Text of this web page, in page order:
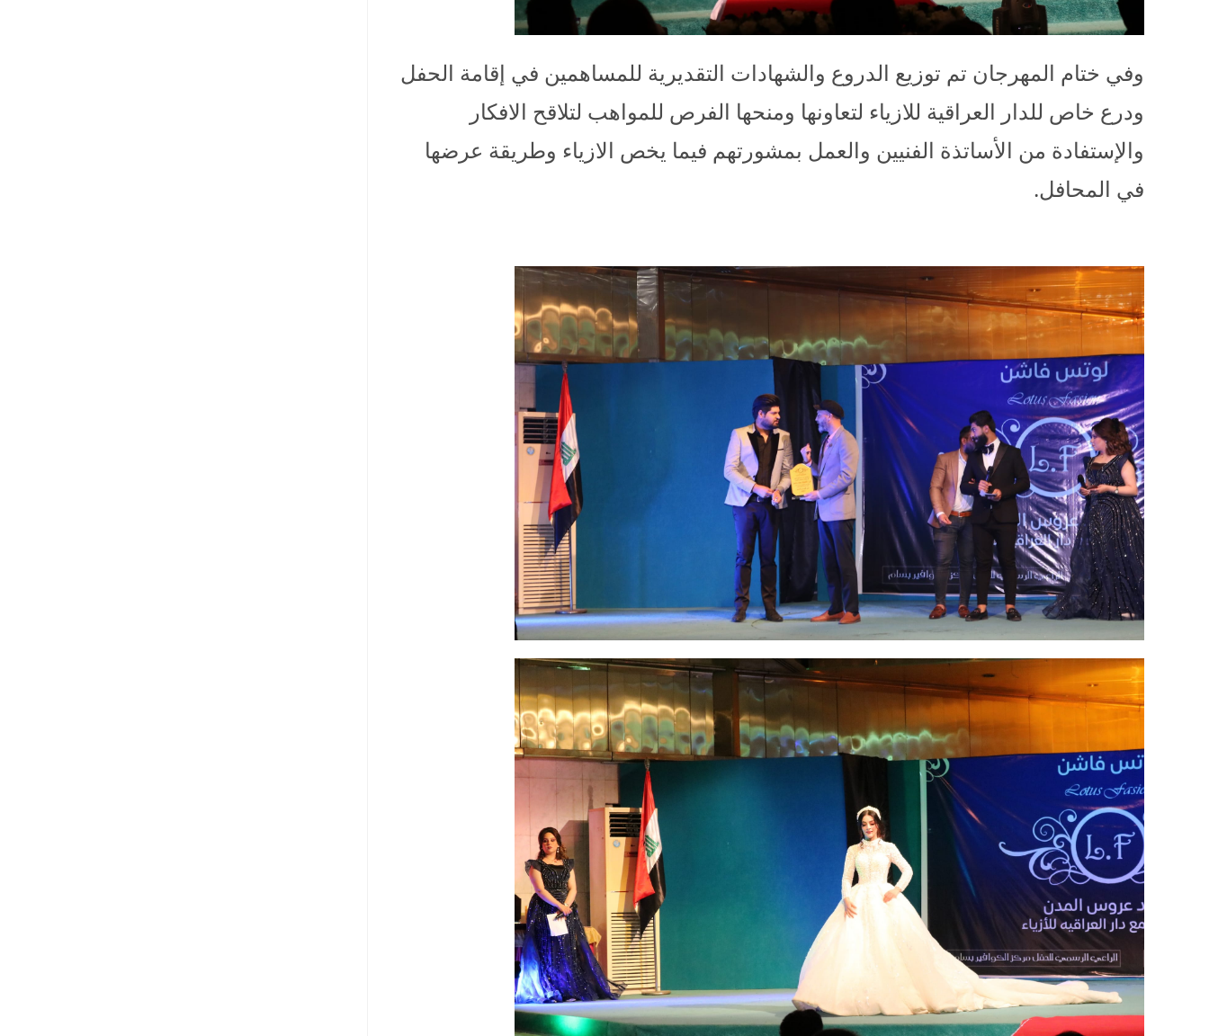
وفي ختام المهرجان تم توزيع الدروع والشهادات التقديرية للمساهمين في إقامة الحفل
ودرع خاص للدار العراقية للازياء لتعاونها ومنحها الفرص للمواهب لتلاقح الافكار
والإستفادة من الأساتذة الفنيين والعمل بمشورتهم فيما يخص الازياء وطريقة عرضها
في المحافل.